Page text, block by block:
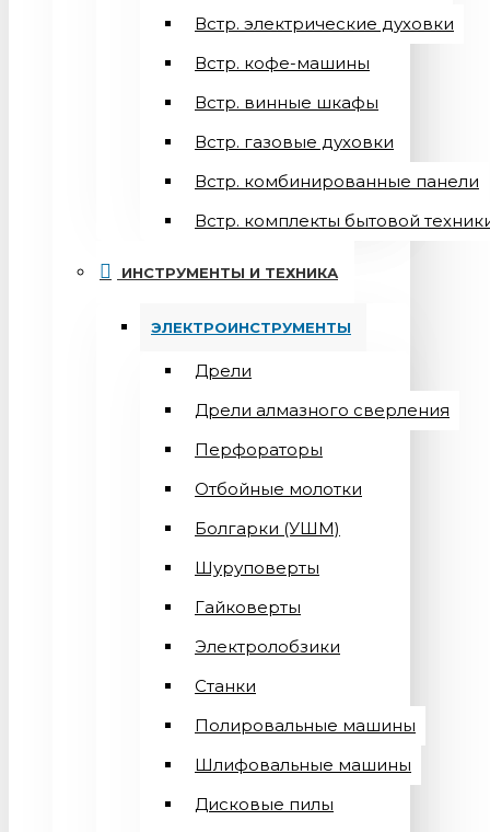
Встр. электрические духовки
Встр. кофе-машины
Встр. винные шкафы
Встр. газовые духовки
Встр. комбинированные панели
Встр. комплекты бытовой
ИНСТРУМЕНТЫ И ТЕХНИКА
ЭЛЕКТРОИНСТРУМЕНТЫ
Дрели
Дрели алмазного сверления
Перфораторы
Отбойные молотки
Болгарки (УШМ)
Шуруповерты
Гайковерты
Электролобзики
Станки
Полировальные машины
Шлифовальные машины
Дисковые пилы